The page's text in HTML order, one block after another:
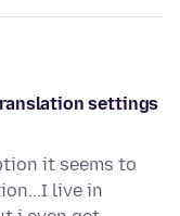
settings
it seems to
live in